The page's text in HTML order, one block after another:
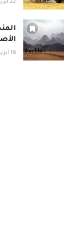
22 أبريل، 2025
18 أبريل، 2025